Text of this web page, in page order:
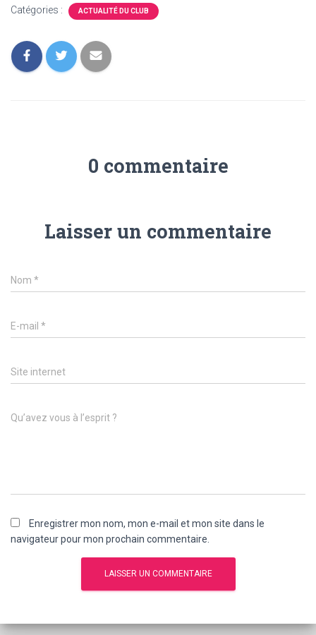
Catégories : ACTUALITÉ DU CLUB
0 commentaire
Laisser un commentaire
Nom *
E-mail *
Site internet
Qu’avez vous à l’esprit ?
Enregistrer mon nom, mon e-mail et mon site dans le
navigateur pour mon prochain commentaire.